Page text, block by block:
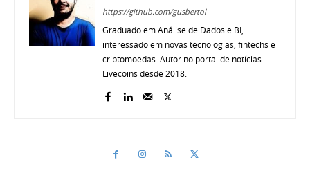
https://github.com/gusbertol
Graduado em Análise de Dados e BI,
interessado em novas tecnologias, fintechs e
criptomoedas. Autor no portal de notícias
Livecoins desde 2018.